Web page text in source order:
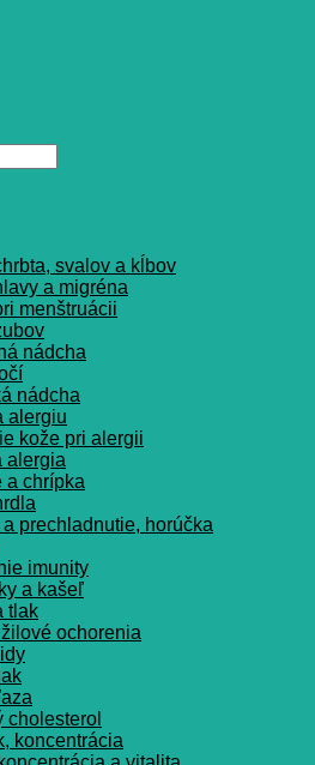
svalov a kĺbov
a migréna
menštruácii
nádcha
nádcha
alergiu
kože pri alergii
alergia
a chrípka
prechladnutie, horúčka
imunity
a kašeľ
tlak
ochorenia
cholesterol
koncentrácia